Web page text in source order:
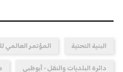
البنية التحتية المؤتمر العالمي
دائرة البلديات والنقل - أبوظبي